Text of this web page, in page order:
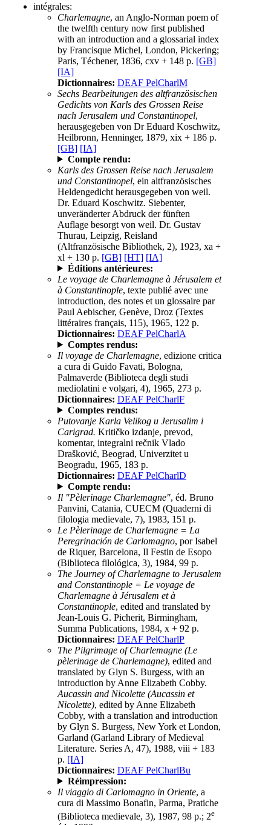
intégrales:
Charlemagne, an Anglo-Norman poem of
the twelfth century now first published
with an introduction and a glossarial index
by Francisque Michel, London, Pickering;
Paris, Téchener, 1836, cxv + 148 p. [GB]
[IA]
Dictionnaires: DEAF PelCharlM
Sechs Bearbeitungen des altfranzösischen
Gedichts von Karls des Grossen Reise
nach Jerusalem und Constantinopel,
herausgegeben von Dr Eduard Koschwitz,
Heilbronn, Henninger, 1879, xix + 186 p.
[GB] [IA]
Compte rendu:
Karls des Grossen Reise nach Jerusalem
und Constantinopel, ein altfranzösisches
Heldengedicht herausgegeben von weil.
Dr. Eduard Koschwitz. Siebenter,
unveränderter Abdruck der fünften
Auflage besorgt von weil. Dr. Gustav
Thurau, Leipzig, Reisland
(Altfranzösische Bibliothek, 2), 1923, xa +
xl + 130 p. [GB] [HT] [IA]
Éditions antérieures:
Le voyage de Charlemagne à Jérusalem et
à Constantinople, texte publié avec une
introduction, des notes et un glossaire par
Paul Aebischer, Genève, Droz (Textes
littéraires français, 115), 1965, 122 p.
Dictionnaires: DEAF PelCharlA
Comptes rendus:
Il voyage de Charlemagne, edizione critica
a cura di Guido Favati, Bologna,
Palmaverde (Biblioteca degli studi
mediolatini e volgari, 4), 1965, 273 p.
Dictionnaires: DEAF PelCharlF
Comptes rendus:
Putovanje Karla Velikog u Jerusalim i
Carigrad. Kritičko izdanje, prevod,
komentar, integralni rečnik Vlado
Drašković, Beograd, Univerzitet u
Beogradu, 1965, 183 p.
Dictionnaires: DEAF PelCharlD
Compte rendu:
Il "Pèlerinage Charlemagne", éd. Bruno
Panvini, Catania, CUECM (Quaderni di
filologia medievale, 7), 1983, 151 p.
Le Pèlerinage de Charlemagne = La
Peregrinación de Carlomagno, por Isabel
de Riquer, Barcelona, Il Festin de Esopo
(Biblioteca filológica, 3), 1984, 99 p.
The Journey of Charlemagne to Jerusalem
and Constantinople = Le voyage de
Charlemagne à Jérusalem et à
Constantinople, edited and translated by
Jean-Louis G. Picherit, Birmingham,
Summa Publications, 1984, x + 92 p.
Dictionnaires: DEAF PelCharlP
The Pilgrimage of Charlemagne (Le
pèlerinage de Charlemagne), edited and
translated by Glyn S. Burgess, with an
introduction by Anne Elizabeth Cobby.
Aucassin and Nicolette (Aucassin et
Nicolette), edited by Anne Elizabeth
Cobby, with a translation and introduction
by Glyn S. Burgess, New York et London,
Garland (Garland Library of Medieval
Literature. Series A, 47), 1988, viii + 183
p. [IA]
Dictionnaires: DEAF PelCharlBu
Réimpression:
Il viaggio di Carlomagno in Oriente, a
cura di Massimo Bonafin, Parma, Pratiche
(Biblioteca medievale, 3), 1987, 98 p.; 2e